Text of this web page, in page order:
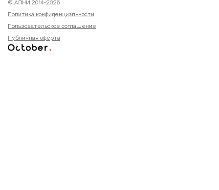
© АПНИ 2014-2026
Политика конфиденциальности
Пользовательское соглашение
Публичная оферта